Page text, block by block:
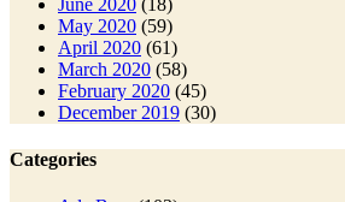
May 2020 (59)
April 2020 (61)
March 2020 (58)
February 2020 (45)
December 2019 (30)
Categories